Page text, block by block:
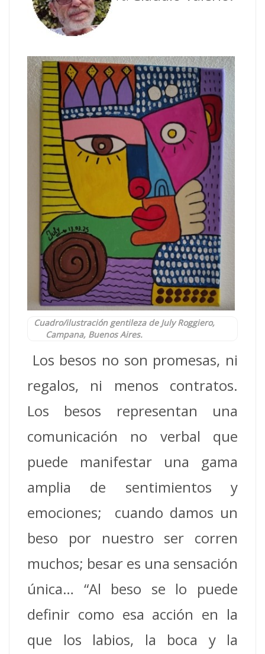
Cuadro/ilustración gentileza de July Roggiero,
Campana, Buenos Aires.
Los besos no son promesas, ni
regalos, ni menos contratos.
Los besos representan una
comunicación no verbal que
puede manifestar una gama
amplia de sentimientos y
emociones; cuando damos un
beso por nuestro ser corren
muchos; besar es una sensación
única… “Al beso se lo puede
definir como esa acción en la
que los labios, la boca y la